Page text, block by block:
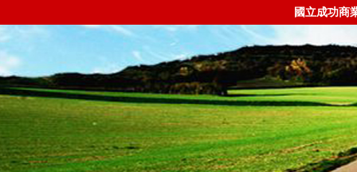
國立成功商